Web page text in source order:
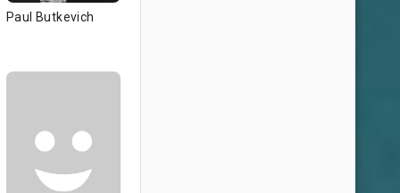
Paul Butkevich